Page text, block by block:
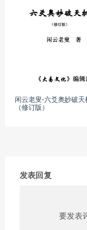
闲云老叟-六爻奥妙破天
（修订版）
发表回复
要发表